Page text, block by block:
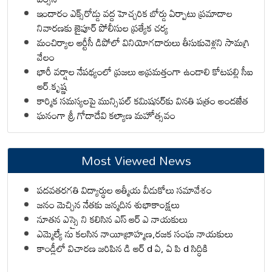
ఇందారం ఎక్స్‌రోడ్డు వద్ద హెచ్చరిక బోర్డు ఏర్పాటు ప్రమాదాల
నివారణకు జైపూర్ పోలీసుల ప్రత్యేక చర్య
మంచిర్యాల ఆర్టీసీ డిపోలో వినియోగదారులు తీసుకువెళ్లని సామగ్రి
వేలం
భారీ వర్షాల నేపథ్యంలో ప్రజలు అప్రమత్తంగా ఉండాలి కోటపల్లి సీఐ
ఆర్.కృష్ణ
కార్మిక సమస్యలపై మున్సిపల్ కమిషనర్‌కు వినతి పత్రం అందజేత
ఘనంగా శ్రీ గోదాదేవి కల్యాణ మహోత్సవం
Most Viewed News
పదవతరగతి విద్యార్థుల ఆత్మీయ వీడుకోలు సమావేశం
జనం మెచ్చిన నేతకు జన్మదిన శుభాకాంక్షలు
నూతన ఎస్సై ని కలిసిన ఎస్ ఆర్ ఎ నాయకులు
ఎమ్మెల్యే ను కలసిన నాయీబ్రాహ్మణ,రజక సంఘ నాయకులు
కాండ్లీలో విచారణ జరిపిన డి ఆర్ d ఏ, ఏ పి d సిద్ధికి